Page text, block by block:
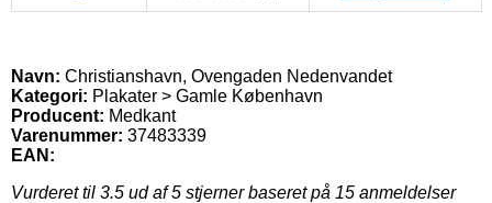
Navn: Christianshavn, Ovengaden Nedenvandet
Kategori: Plakater > Gamle København
Producent: Medkant
Varenummer: 37483339
EAN:
Vurderet til 3.5 ud af 5 stjerner baseret på 15 anmeldelser